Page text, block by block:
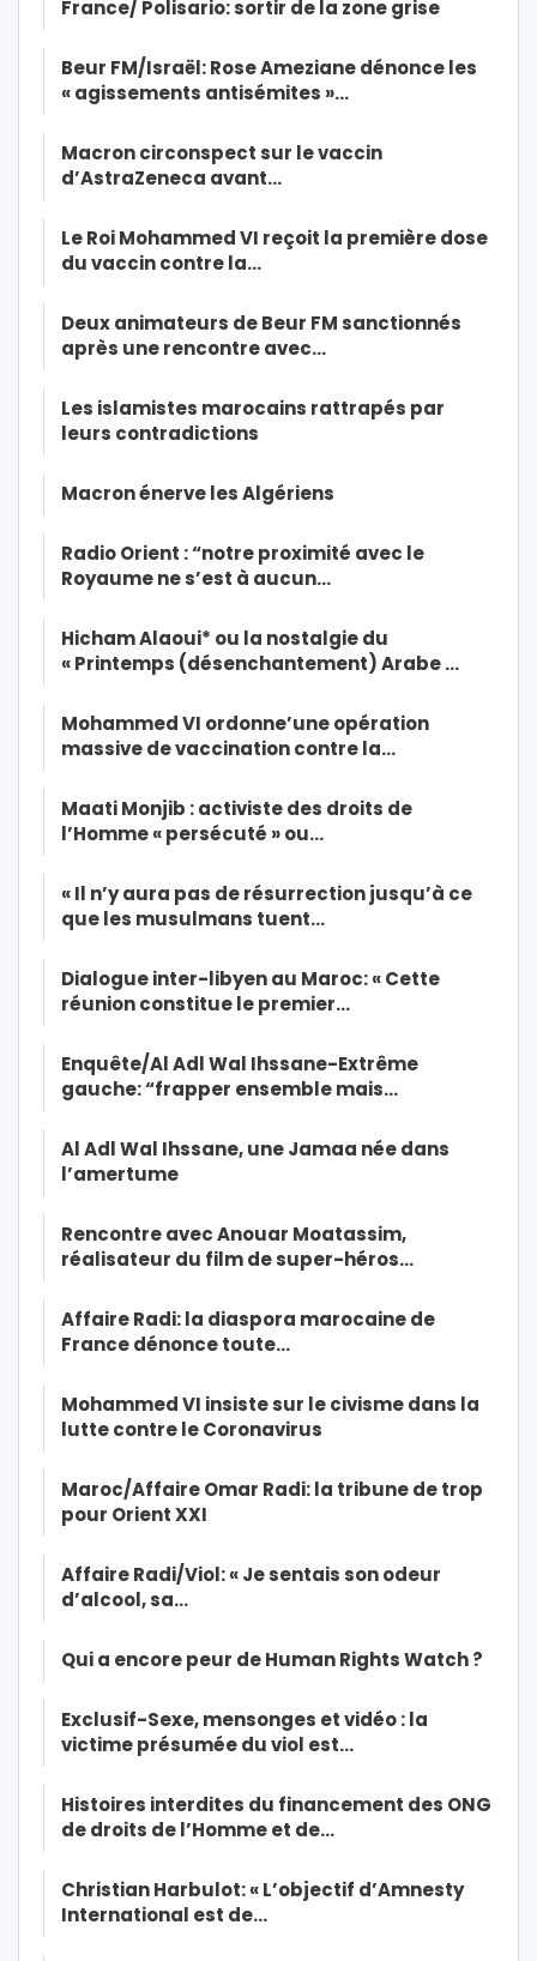
France/ Polisario: sortir de la zone grise
Beur FM/Israël: Rose Ameziane dénonce les
« agissements antisémites »…
Macron circonspect sur le vaccin
d’AstraZeneca avant…
Le Roi Mohammed VI reçoit la première dose
du vaccin contre la…
Deux animateurs de Beur FM sanctionnés
après une rencontre avec…
Les islamistes marocains rattrapés par
leurs contradictions
Macron énerve les Algériens
Radio Orient : “notre proximité avec le
Royaume ne s’est à aucun…
Hicham Alaoui* ou la nostalgie du
« Printemps (désenchantement) Arabe …
Mohammed VI ordonne’une opération
massive de vaccination contre la…
Maati Monjib : activiste des droits de
l’Homme « persécuté » ou…
« Il n’y aura pas de résurrection jusqu’à ce
que les musulmans tuent…
Dialogue inter-libyen au Maroc: « Cette
réunion constitue le premier…
Enquête/Al Adl Wal Ihssane-Extrême
gauche: “frapper ensemble mais…
Al Adl Wal Ihssane, une Jamaa née dans
l’amertume
Rencontre avec Anouar Moatassim,
réalisateur du film de super-héros…
Affaire Radi: la diaspora marocaine de
France dénonce toute…
Mohammed VI insiste sur le civisme dans la
lutte contre le Coronavirus
Maroc/Affaire Omar Radi: la tribune de trop
pour Orient XXI
Affaire Radi/Viol: « Je sentais son odeur
d’alcool, sa…
Qui a encore peur de Human Rights Watch ?
Exclusif-Sexe, mensonges et vidéo : la
victime présumée du viol est…
Histoires interdites du financement des ONG
de droits de l’Homme et de…
Christian Harbulot: « L’objectif d’Amnesty
International est de…